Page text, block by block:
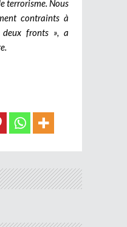
terrorisme. Nous
contraints à
fronts », a